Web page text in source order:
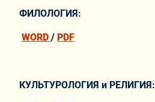
ФИЛОЛОГИЯ:
WORD / PDF
КУЛЬТУРОЛОГИЯ и РЕЛИГИЯ: